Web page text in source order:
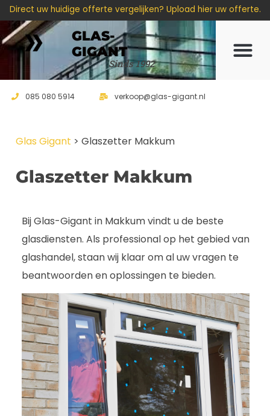
Direct uw huidige offerte vergelijken? Upload hier uw offerte.
GLAS-
GIGANT
Sinds 1992
085 080 5914 verkoop@glas-gigant.nl
Glas Gigant > Glaszetter Makkum
Glaszetter Makkum
Bij Glas-Gigant in Makkum vindt u de beste
glasdiensten. Als professional op het gebied van
glashandel, staan wij klaar om al uw vragen te
beantwoorden en oplossingen te bieden.